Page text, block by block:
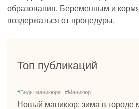
образования. Беременным и
воздержаться от процедуры.
Топ публикаций
#Виды маникюра #Маникюр
Новый маникюр: зима в городе